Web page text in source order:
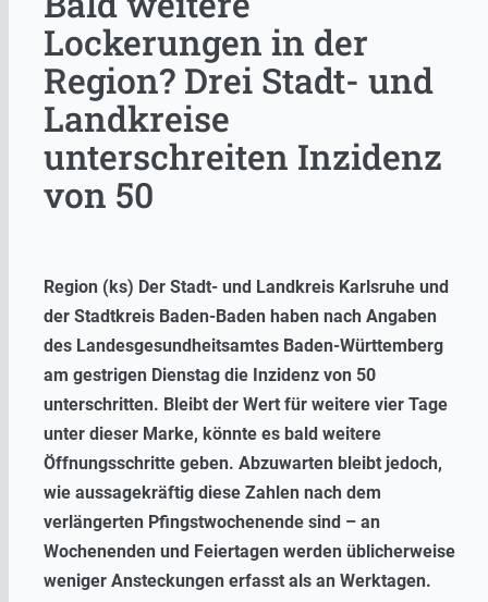
Lockerungen in der
Region? Drei Stadt- und
Landkreise
unterschreiten Inzidenz
von 50
Region (ks) Der Stadt- und Landkreis Karlsruhe und
der Stadtkreis Baden-Baden haben nach Angaben
des Landesgesundheitsamtes Baden-Württemberg
am gestrigen Dienstag die Inzidenz von 50
unterschritten. Bleibt der Wert für weitere vier Tage
unter dieser Marke, könnte es bald weitere
Öffnungsschritte geben. Abzuwarten bleibt jedoch,
wie aussagekräftig diese Zahlen nach dem
verlängerten Pfingstwochenende sind – an
Wochenenden und Feiertagen werden üblicherweise
weniger Ansteckungen erfasst als an Werktagen.